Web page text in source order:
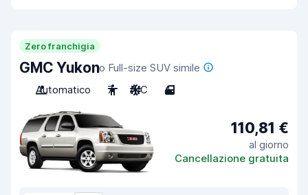
Zero franchigia
GMC Yukono Full-size SUV simile
Automatico
7 A/C 4
110,81 €
al giorno
Cancellazione gratuita